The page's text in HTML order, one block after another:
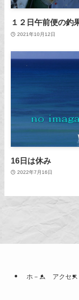
１２日午前便の釣
2021年10月12日
16日は休み
2022年7月16日
ホ－ム アクセス